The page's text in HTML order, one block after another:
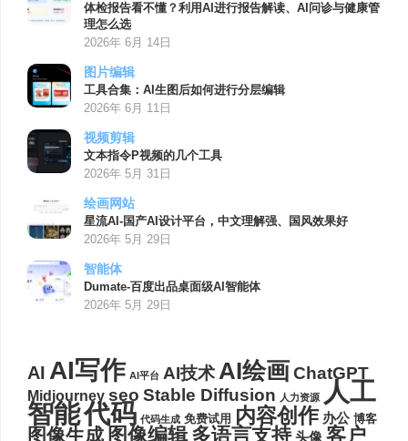
体检报告看不懂？利用AI进行报告解读、AI问诊与健康管
理怎么选
2026年 6月 14日
图片编辑
工具合集：AI生图后如何进行分层编辑
2026年 6月 11日
视频剪辑
文本指令P视频的几个工具
2026年 5月 31日
绘画网站
星流AI-国产AI设计平台，中文理解强、国风效果好
2026年 5月 29日
智能体
Dumate-百度出品桌面级AI智能体
2026年 5月 29日
AI AI写作 AI平台 AI技术AI绘画ChatGPT
Midjourney seo Stable Diffusion 人力资源 人工
智能代码 代码生成 免费试用 内容创作 办公 博客
图像生成 图像编辑 多语言支持 头像 客户